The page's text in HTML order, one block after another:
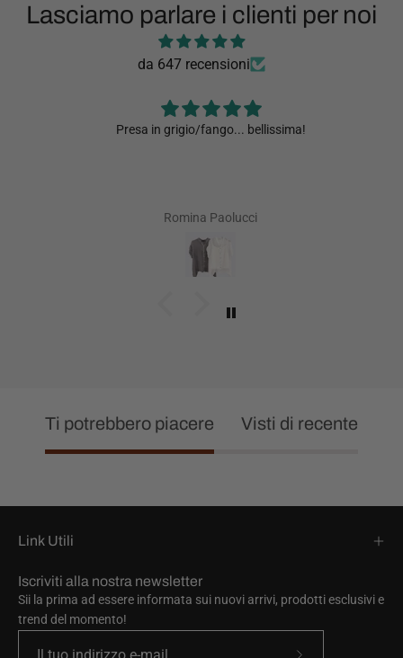
Lasciamo parlare i clienti per noi
da 647 recensioni
Presa in grigio/fango... bellissima!
Romina Paolucci
Ti potrebbero piacere Visti di recente
Link Utili
Iscriviti alla nostra newsletter
Sii la prima ad essere informata sui nuovi arrivi, prodotti esclusivi e
trend del momento!